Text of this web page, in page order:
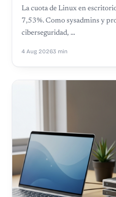
La cuota de Linux en
7,53%. Como sysadmins y
ciberseguridad, …
4 Aug 20263 min